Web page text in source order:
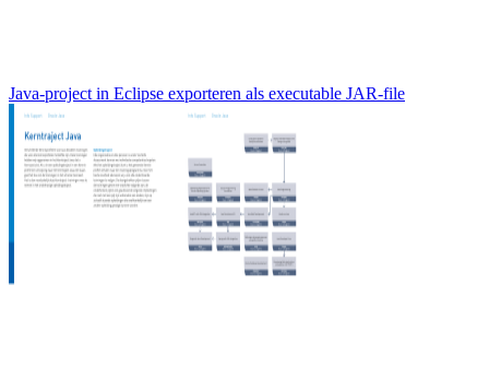
Java-project in Eclipse exporteren als executable JAR-file